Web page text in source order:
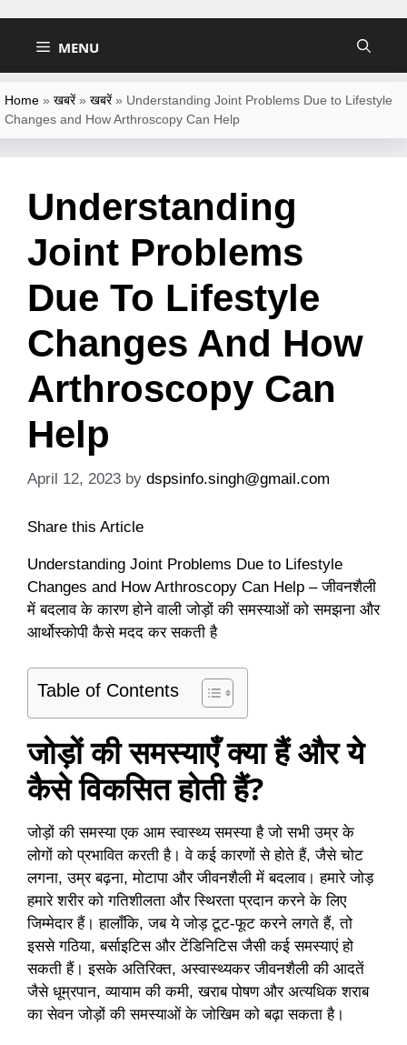
content MENU
Home » खबरें» खबरें» Understanding Joint Problems Due to Lifestyle
Changes and How Arthroscopy Can Help
Understanding
Joint Problems
Due To Lifestyle
Changes And How
Arthroscopy Can
Help
April 12, 2023 by dspsinfo.singh@gmail.com
Share this Article
Understanding Joint Problems Due to Lifestyle
Changes and How Arthroscopy Can Help – जीवनशैली
में बदलाव के कारण होने वाली जोड़ों की समस्याओं को समझना और
आर्थोस्कोपी कैसे मदद कर सकती है
Table of Contents
जोड़ों की समस्याएँ क्या हैं और ये
कैसे विकसित होती हैं?
जोड़ों की समस्या एक आम स्वास्थ्य समस्या है जो सभी उम्र के
लोगों को प्रभावित करती है। वे कई कारणों से होते हैं, जैसे चोट
लगना, उम्र बढ़ना, मोटापा और जीवनशैली में बदलाव। हमारे जोड़
हमारे शरीर को गतिशीलता और स्थिरता प्रदान करने के लिए
जिम्मेदार हैं। हालाँकि, जब ये जोड़ टूट-फूट करने लगते हैं, तो
इससे गठिया, बर्साइटिस और टेंडिनिटिस जैसी कई समस्याएं हो
सकती हैं। इसके अतिरिक्त, अस्वास्थ्यकर जीवनशैली की आदतें
जैसे धूम्रपान, व्यायाम की कमी, खराब पोषण और अत्यधिक शराब
का सेवन जोड़ों की समस्याओं के जोखिम को बढ़ा सकता है।